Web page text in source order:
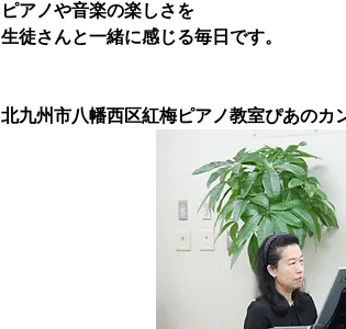
ピアノや音楽の楽しさを
生徒さんと一緒に感じる毎日です。
北九州市八幡西区紅梅ピアノ教室ぴあのカ